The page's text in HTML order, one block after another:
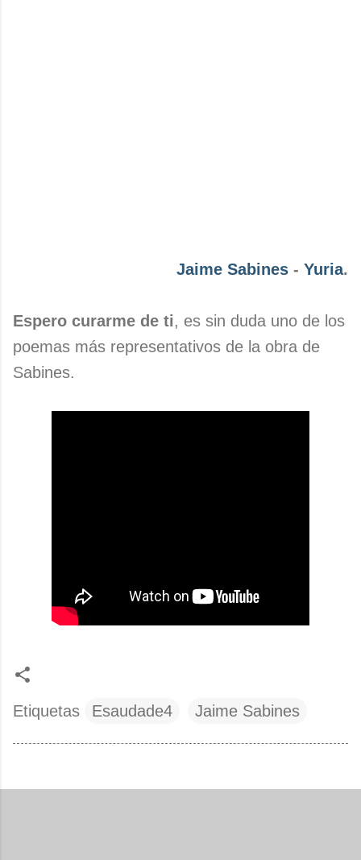
Jaime Sabines - Yuria.
Espero curarme de ti, es sin duda uno de los
poemas más representativos de la obra de
Sabines.
Etiquetas Esaudade4 Jaime Sabines